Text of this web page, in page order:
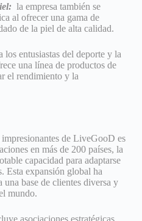
la empresa también se
al ofrecer una gama de
de la piel de alta calidad.
los entusiastas del deporte y la
una línea de productos de
el rendimiento y la
de LiveGooD es
en más de 200 países, la
capacidad para adaptarse
Esta expansión global ha
base de clientes diversa y
mundo.
asociaciones estratégicas